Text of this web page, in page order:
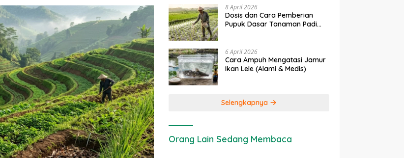
8 April 2026
Dosis dan Cara Pemberian
Pupuk Dasar Tanaman Padi
6 April 2026
Cara Ampuh Mengatasi Jamur
Ikan Lele (Alami & Medis)
Selengkapnya
Orang Lain Sedang Membaca